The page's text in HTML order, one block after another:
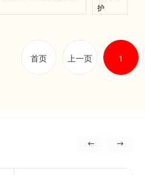
护
首页 上一页 1